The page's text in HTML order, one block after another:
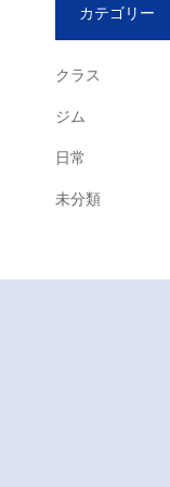
カテゴリー
クラス
ジム
日常
未分類